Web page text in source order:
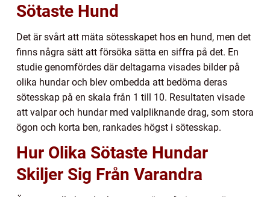
Sötaste Hund
Det är svårt att mäta sötesskapet hos en hund, men det
finns några sätt att försöka sätta en siffra på det. En
studie genomfördes där deltagarna visades bilder på
olika hundar och blev ombedda att bedöma deras
sötesskap på en skala från 1 till 10. Resultaten visade
att valpar och hundar med valpliknande drag, som stora
ögon och korta ben, rankades högst i sötesskap.
Hur Olika Sötaste Hundar
Skiljer Sig Från Varandra